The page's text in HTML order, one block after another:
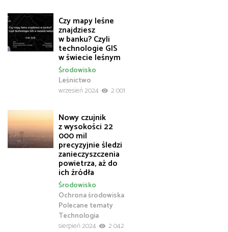
Czy mapy leśne
znajdziesz
w banku? Czyli
technologie GIS
w świecie leśnym
Leśnictwo
Środowisko
wrzesień 2024
2 001
Nowy czujnik
z wysokości 22
000 mil
precyzyjnie śledzi
zanieczyszczenia
powietrza, aż do
ich źródła
Ochrona środowiska
Polecane tematy
Środowisko
Technologia
sierpień 2024
2 042